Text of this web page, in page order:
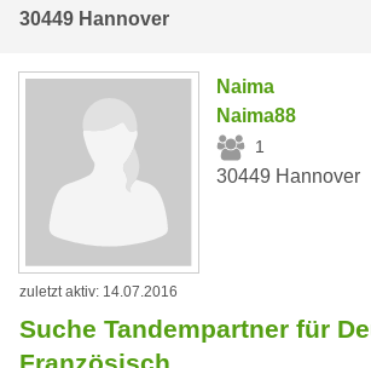
30449 Hannover
Naima
Naima88
1
30449 Hannover
zuletzt aktiv: 14.07.2016
Suche Tandempartner für